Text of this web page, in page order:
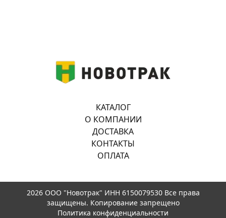
КАТАЛОГ
О КОМПАНИИ
ДОСТАВКА
КОНТАКТЫ
ОПЛАТА
2026 ООО "Новотрак" ИНН 6150079530 Все права
защищены. Копирование запрещено
Политика конфиденциальности